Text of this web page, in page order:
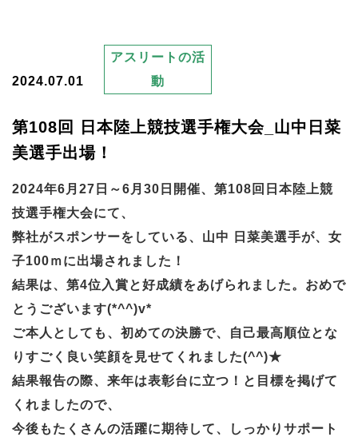
2024.07.01
アスリートの活
動
第108回 日本陸上競技選手権大会_山中日菜
美選手出場！
2024年6月27日～6月30日開催、第108回日本陸上競
技選手権大会にて、
弊社がスポンサーをしている、山中 日菜美選手が、女
子100ｍに出場されました！
結果は、第4位入賞と好成績をあげられました。おめで
とうございます(*^^)v*
ご本人としても、初めての決勝で、自己最高順位とな
りすごく良い笑顔を見せてくれました(^^)★
結果報告の際、来年は表彰台に立つ！と目標を掲げて
くれましたので、
今後もたくさんの活躍に期待して、しっかりサポート